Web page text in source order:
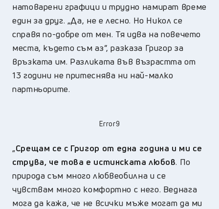
натоварени графици и трудно намират време
един за друг. „Да, не е лесно. Но Никол се
справя по-добре от мен. Тя идва на повечето
места, където съм аз”, разказа Григор за
връзката им. Разликата във възрастта от
13 години не притеснява ни най-малко
партньорите.
Error9
„Срещам се с Григор от една година и ми се
струва, че това е истинската любов. По
природа съм много любвеобилна и се
чувствам много комфортно с него. Веднага
мога да кажа, че не всички мъже могат да ми